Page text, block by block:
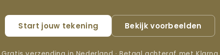
Start jouw tekening Bekijk voorbeelden